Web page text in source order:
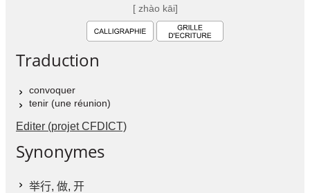
[ zhào kāi]
Traduction
convoquer
tenir (une réunion)
Editer (projet CFDICT)
Synonymes
举行, 做, 开